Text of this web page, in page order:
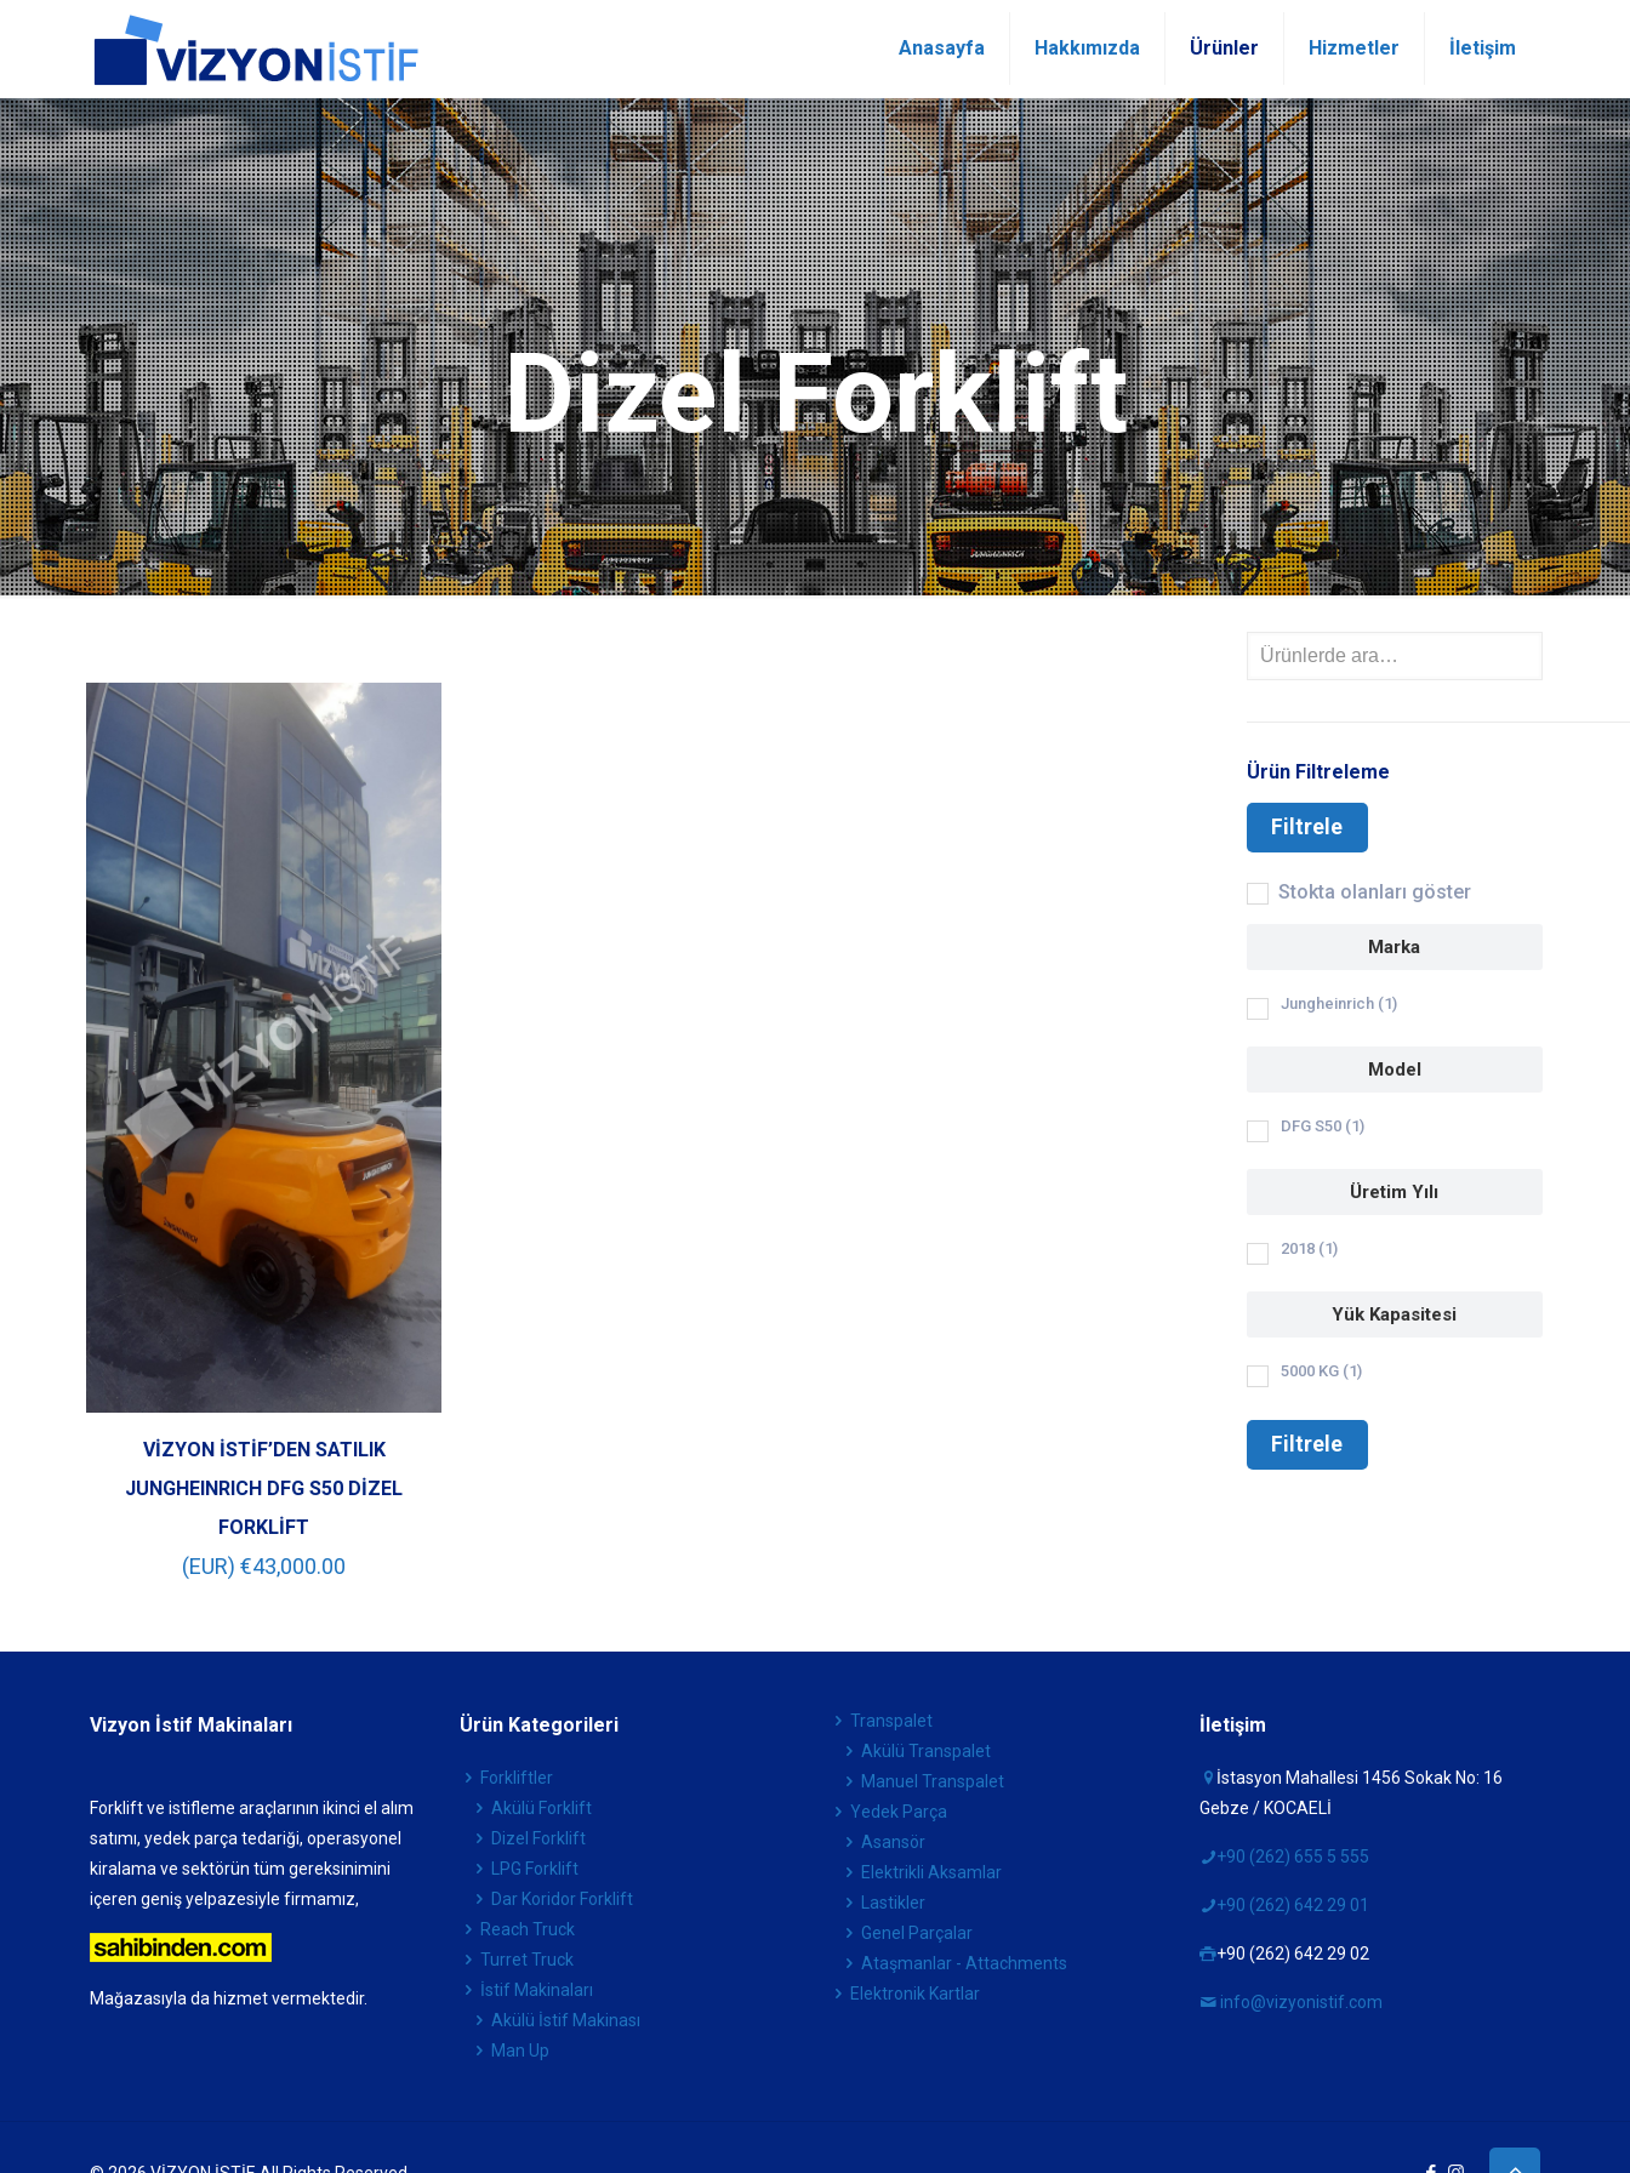
Anasayfa Hakkımızda Ürünler Hizmetler İletişim
Dizel Forklift
VİZYON İSTİF’DEN SATILIK
JUNGHEINRICH DFG S50 DİZEL
FORKLİFT
(EUR) €43,000.00
Ürün Filtreleme
Filtrele
Stokta olanları göster
Marka
Jungheinrich (1)
Model
DFG S50 (1)
Üretim Yılı
2018 (1)
Yük Kapasitesi
5000 KG (1)
Filtrele
Vizyon İstif Makinaları
Forklift ve istifleme araçlarının ikinci el alım
satımı, yedek parça tedariği, operasyonel
kiralama ve sektörün tüm gereksinimini
içeren geniş yelpazesiyle firmamız,
Mağazasıyla da hizmet vermektedir.
Ürün Kategorileri
Forkliftler
Akülü Forklift
Dizel Forklift
LPG Forklift
Dar Koridor Forklift
Reach Truck
Turret Truck
İstif Makinaları
Akülü İstif Makinası
Man Up
Transpalet
Akülü Transpalet
Manuel Transpalet
Yedek Parça
Asansör
Elektrikli Aksamlar
Lastikler
Genel Parçalar
Ataşmanlar - Attachments
Elektronik Kartlar
İletişim
İstasyon Mahallesi 1456 Sokak No: 16
Gebze / KOCAELİ
+90 (262) 655 5 555
+90 (262) 642 29 01
+90 (262) 642 29 02
info@vizyonistif.com